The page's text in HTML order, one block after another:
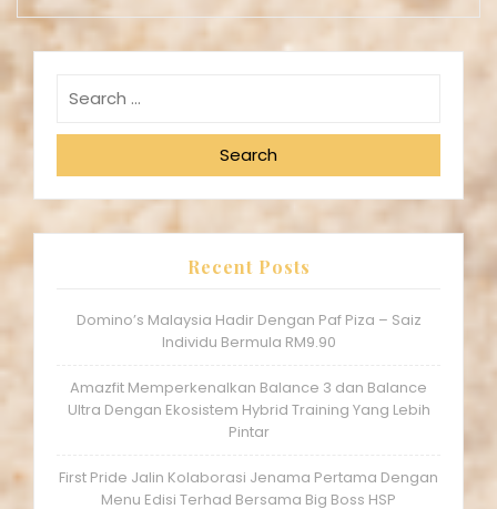
Search
Recent Posts
Domino’s Malaysia Hadir Dengan Paf Piza – Saiz
Individu Bermula RM9.90
Amazfit Memperkenalkan Balance 3 dan Balance
Ultra Dengan Ekosistem Hybrid Training Yang Lebih
Pintar
First Pride Jalin Kolaborasi Jenama Pertama Dengan
Menu Edisi Terhad Bersama Big Boss HSP